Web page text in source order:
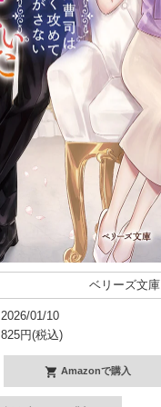
ベリーズ文庫
2026/01/10
825円(税込)
Amazonで購入